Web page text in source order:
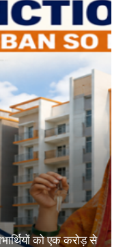
को एक करोड़ से